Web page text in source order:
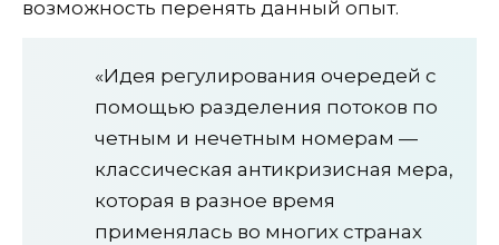
возможность перенять данный опыт.
«Идея регулирования очередей с
помощью разделения потоков по
четным и нечетным номерам —
классическая антикризисная мера,
которая в разное время
применялась во многих странах